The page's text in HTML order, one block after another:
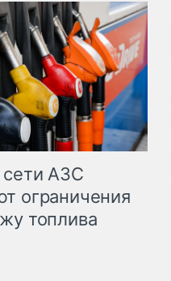
АЗС
ограничения
топлива